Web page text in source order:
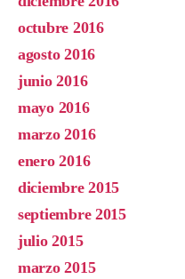
octubre 2016
agosto 2016
junio 2016
mayo 2016
marzo 2016
enero 2016
diciembre 2015
septiembre 2015
julio 2015
marzo 2015